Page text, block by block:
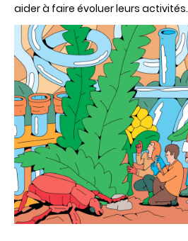
aider à faire évoluer leurs activités.